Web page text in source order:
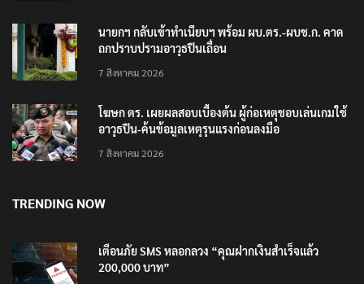
นายกฯ กลับเข้าทำเนียบฯ พร้อม ผบ.ตร.-ผบช.ก. คาด
ถกปราบปรามอาวุธปืนเถื่อน
7 สิงหาคม 2026
โฆษก ตร. เผยผลสอบเบื้องต้น ผู้ก่อเหตุชอบเล่นเกมใช้
อาวุธปืน-ค้นข้อมูลเหตุรุนแรงก่อนลงมือ
7 สิงหาคม 2026
TRENDING NOW
เตือนภัย SMS หลอกลวง “คุณฝากเงินสำเร็จแล้ว
200,000 บาท”